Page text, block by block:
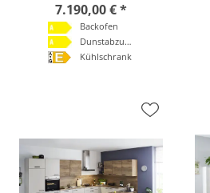
7.190,00 € *
Backofen
Dunstabzugshaube
Kühlschrank